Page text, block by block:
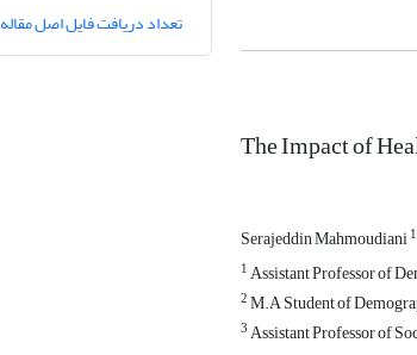
The Impact of
Serajeddin Mahmoudiani1
1Assistant Professor of
2M.A Student of
3Assistant Professor of
تعداد دریافت فایل اصل مقاله